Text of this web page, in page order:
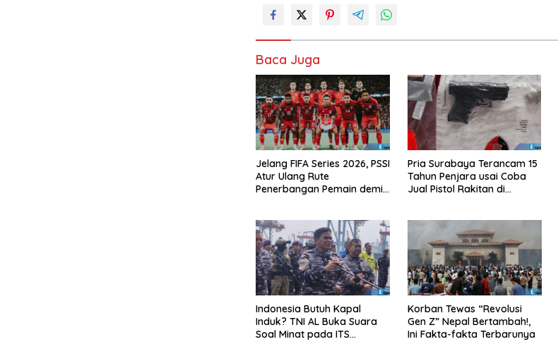
Baca Juga
Jelang FIFA Series 2026, PSSI
Atur Ulang Rute
Penerbangan Pemain demi
Pria Surabaya Terancam 15
Tahun Penjara usai Coba
Jual Pistol Rakitan di
Indonesia Butuh Kapal
Induk? TNI AL Buka Suara
Soal Minat pada ITS
Korban Tewas “Revolusi
Gen Z” Nepal Bertambah!,
Ini Fakta-fakta Terbarunya